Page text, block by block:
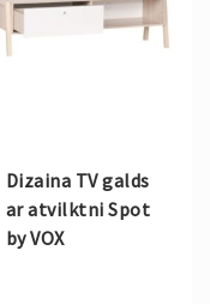
Dizaina TV galds
ar atvilktni Spot
by VOX